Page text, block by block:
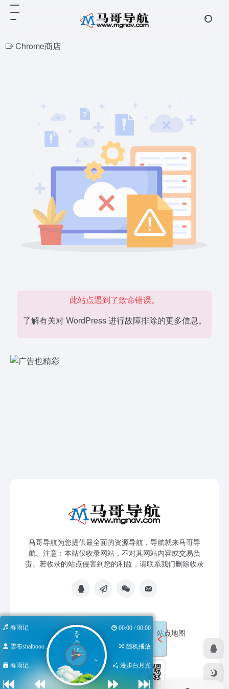
Chrome商店
此站点遇到了致命错误。
了解有关对 WordPress 进行故障排除的更多信息。
马哥导航为您提供最全面的资源导航，导航就来马哥导
航。注意：本站仅收录网站，不对其网站内容或交易负
责。若收录的站点侵害到您的利益，请联系我们删除收录
免责声明 友链申请 网站提交 站点地图
春雨记 00:00 / 00:00
雪布shalbooo... 随机播放
春雨记 漫步白月光